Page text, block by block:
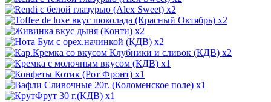
x2
x2
x2
x2
x2
x1
x1
x1
x1